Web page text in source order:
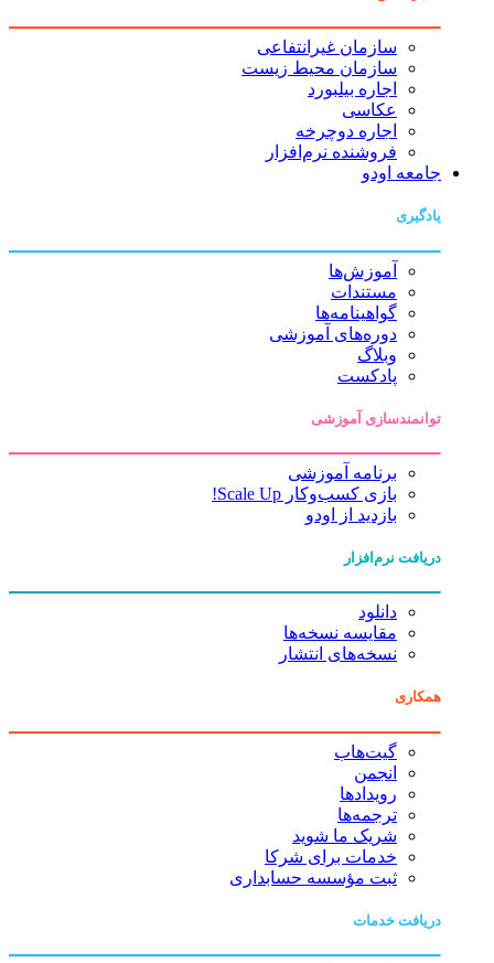
سازمان غیرانتفاعی
سازمان محیط زیست
اجاره بیلبورد
عکاسی
اجاره دوچرخه
فروشنده نرم‌افزار
جامعه اودو
یادگیری
آموزش‌ها
مستندات
گواهینامه‌ها
دوره‌های آموزشی
وبلاگ
پادکست
توانمندسازی آموزشی
برنامه آموزشی
بازی کسب‌وکار Scale Up!
بازدید از اودو
دریافت نرم‌افزار
دانلود
مقایسه نسخه‌ها
نسخه‌های انتشار
همکاری
گیت‌هاب
انجمن
رویدادها
ترجمه‌ها
شریک ما شوید
خدمات برای شرکا
ثبت مؤسسه حسابداری
دریافت خدمات